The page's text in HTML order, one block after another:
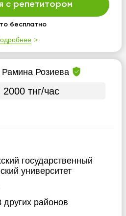
с репетитором
бесплатно
Рамина Розиева
2000 тнг/час
государственный
университет
районов